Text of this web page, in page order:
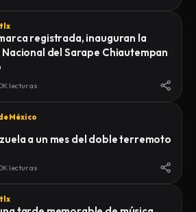
registrada, inauguran la
Nacional del Sarape Chiautempan
lecturas
México
a un mes del doble terremoto
lecturas